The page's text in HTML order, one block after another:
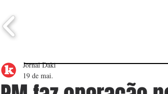
Jornal Daki
19 de mai.